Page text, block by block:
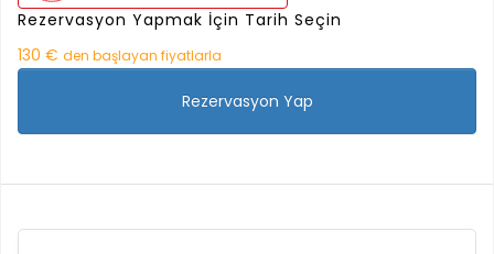
Rezervasyon Yapmak İçin Tarih Seçin
130 € den başlayan fiyatlarla
Rezervasyon Yap